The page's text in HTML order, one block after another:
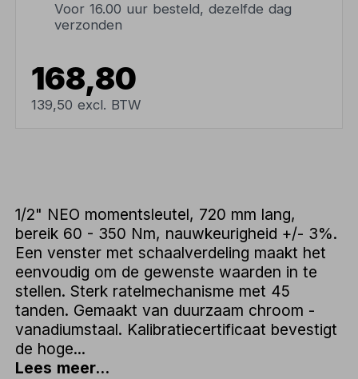
Voor 16.00 uur besteld, dezelfde dag
verzonden
168,80
139,50 excl. BTW
1/2" NEO momentsleutel, 720 mm lang,
bereik 60 - 350 Nm, nauwkeurigheid +/- 3%.
Een venster met schaalverdeling maakt het
eenvoudig om de gewenste waarden in te
stellen. Sterk ratelmechanisme met 45
tanden. Gemaakt van duurzaam chroom -
vanadiumstaal. Kalibratiecertificaat bevestigt
de hoge...
Lees meer...